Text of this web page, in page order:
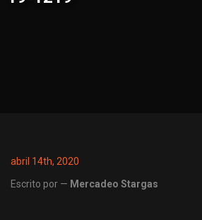
abril 14th, 2020
Escrito por — Mercadeo Stargas